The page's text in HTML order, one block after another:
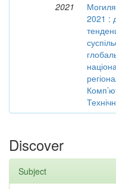
2021
2021 :
Discover
Subject